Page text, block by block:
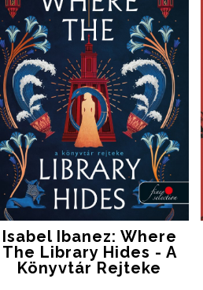
Isabel Ibanez: Where
The Library Hides - A
Könyvtár Rejteke